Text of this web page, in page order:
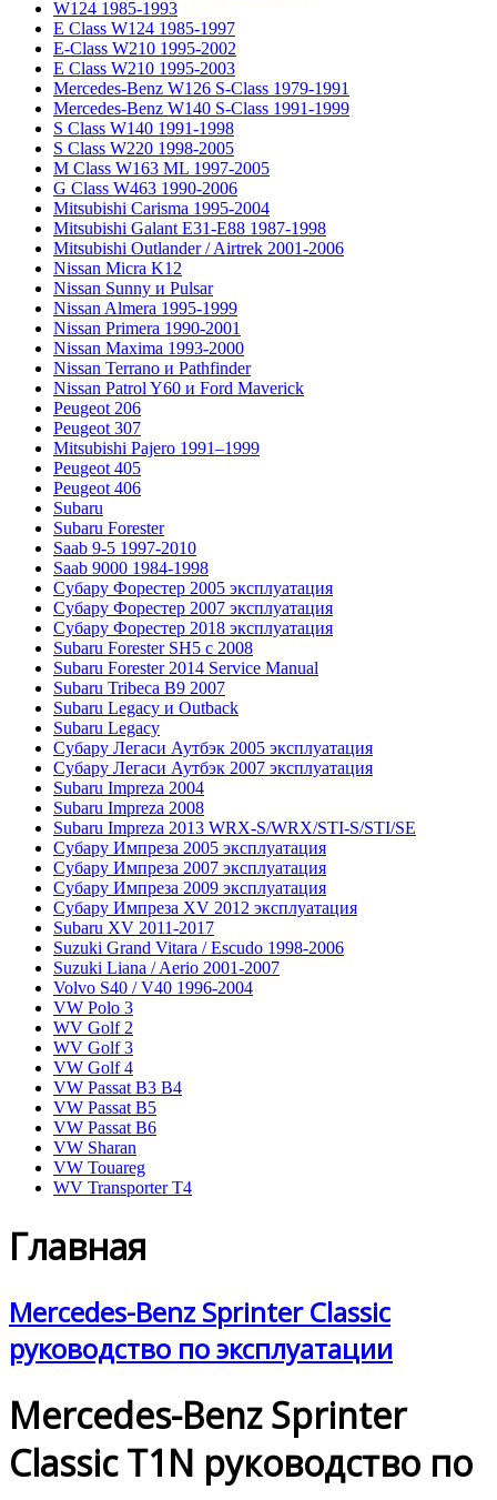
W124 1985-1993
E Class W124 1985-1997
E-Class W210 1995-2002
E Class W210 1995-2003
Mercedes-Benz W126 S-Class 1979-1991
Mercedes-Benz W140 S-Class 1991-1999
S Class W140 1991-1998
S Class W220 1998-2005
M Class W163 ML 1997-2005
G Class W463 1990-2006
Mitsubishi Carisma 1995-2004
Mitsubishi Galant E31-E88 1987-1998
Mitsubishi Outlander / Airtrek 2001-2006
Nissan Micra K12
Nissan Sunny и Pulsar
Nissan Almera 1995-1999
Nissan Primera 1990-2001
Nissan Maxima 1993-2000
Nissan Terrano и Pathfinder
Nissan Patrol Y60 и Ford Maverick
Peugeot 206
Peugeot 307
Mitsubishi Pajero 1991–1999
Peugeot 405
Peugeot 406
Subaru
Subaru Forester
Saab 9-5 1997-2010
Saab 9000 1984-1998
Субару Форестер 2005 эксплуатация
Субару Форестер 2007 эксплуатация
Субару Форестер 2018 эксплуатация
Subaru Forester SH5 с 2008
Subaru Forester 2014 Service Manual
Subaru Tribeca В9 2007
Subaru Legacy и Outback
Subaru Legacy
Субару Легаси Аутбэк 2005 эксплуатация
Субару Легаси Аутбэк 2007 эксплуатация
Subaru Impreza 2004
Subaru Impreza 2008
Subaru Impreza 2013 WRX-S/WRX/STI-S/STI/SE
Субару Импреза 2005 эксплуатация
Субару Импреза 2007 эксплуатация
Субару Импреза 2009 эксплуатация
Субару Импреза XV 2012 эксплуатация
Subaru XV 2011-2017
Suzuki Grand Vitara / Escudo 1998-2006
Suzuki Liana / Aerio 2001-2007
Volvo S40 / V40 1996-2004
VW Polo 3
WV Golf 2
WV Golf 3
VW Golf 4
VW Passat B3 B4
VW Passat B5
VW Passat B6
VW Sharan
VW Touareg
WV Transporter T4
Главная
Mercedes-Benz Sprinter Classic
руководство по эксплуатации
Mercedes-Benz Sprinter
Classic T1N руководство по